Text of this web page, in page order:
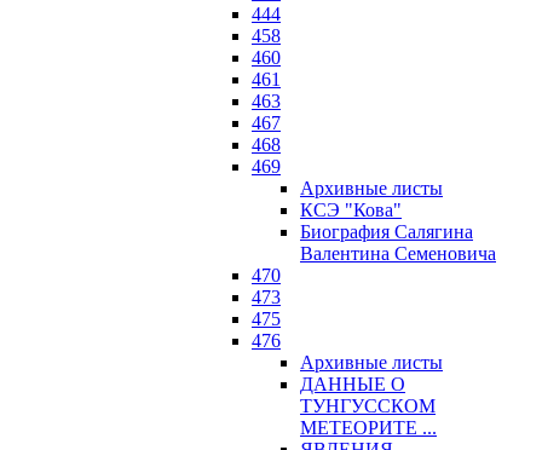
444
458
460
461
463
467
468
469
Архивные листы
КСЭ "Кова"
Биография Салягина
Валентина Семеновича
470
473
475
476
Архивные листы
ДАННЫЕ О
ТУНГУССКОМ
МЕТЕОРИТЕ ...